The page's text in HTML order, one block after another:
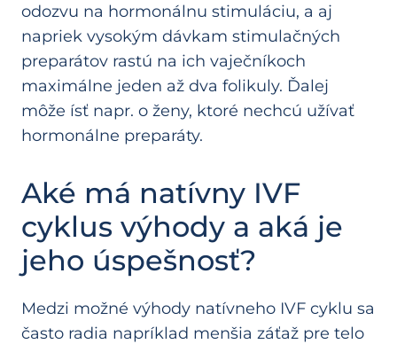
odozvu na hormonálnu stimuláciu, a aj
napriek vysokým dávkam stimulačných
preparátov rastú na ich vaječníkoch
maximálne jeden až dva folikuly. Ďalej
môže ísť napr. o ženy, ktoré nechcú užívať
hormonálne preparáty.
Aké má natívny IVF
cyklus výhody a aká je
jeho úspešnosť?
Medzi možné výhody natívneho IVF cyklu sa
často radia napríklad menšia záťaž pre telo